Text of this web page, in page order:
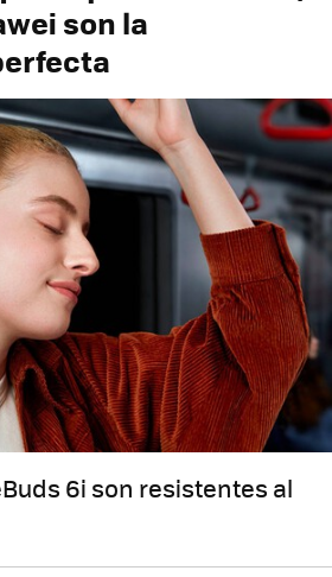
son la
6i son resistentes al